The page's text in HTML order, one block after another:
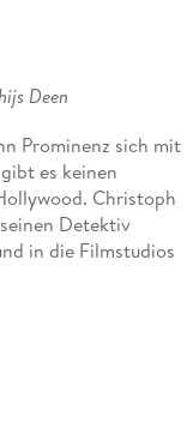
Deen
Prominenz sich mit
es keinen
Christoph
Detektiv
in die Filmstudios
letzten Band der
Wirtschaftskrise,
mit Freundin